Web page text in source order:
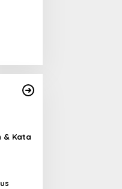
& Kata